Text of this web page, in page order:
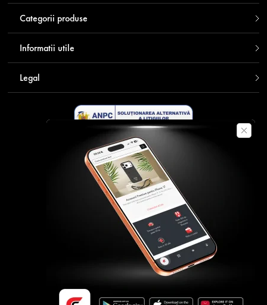
Categorii produse
Informatii utile
Legal
Descarca aplicatia Contakt
Plata securizata